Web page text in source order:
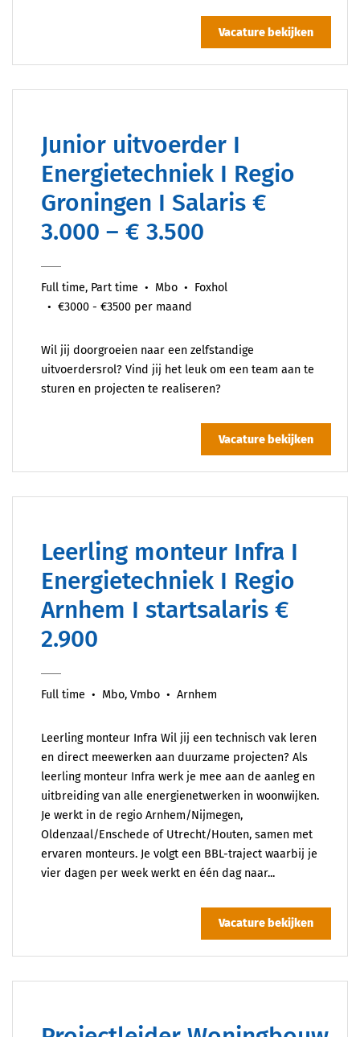
Vacature bekijken
Junior uitvoerder I
Energietechniek I Regio
Groningen I Salaris €
3.000 – € 3.500
Full time, Part time Mbo
Foxhol
€3000 - €3500 per maand
Wil jij doorgroeien naar een zelfstandige
uitvoerdersrol? Vind jij het leuk om een team aan te
sturen en projecten te realiseren?
Vacature bekijken
Leerling monteur Infra I
Energietechniek I Regio
Arnhem I startsalaris €
2.900
Full time Mbo, Vmbo Arnhem
Leerling monteur Infra Wil jij een technisch vak leren
en direct meewerken aan duurzame projecten? Als
leerling monteur Infra werk je mee aan de aanleg en
uitbreiding van alle energienetwerken in woonwijken.
Je werkt in de regio Arnhem/Nijmegen,
Oldenzaal/Enschede of Utrecht/Houten, samen met
ervaren monteurs. Je volgt een BBL-traject waarbij je
vier dagen per week werkt en één dag naar...
Vacature bekijken